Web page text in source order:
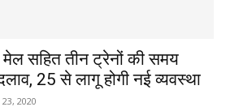
सहित तीन ट्रेनों की समय
25 से लागू होगी नई व्यवस्था
2020